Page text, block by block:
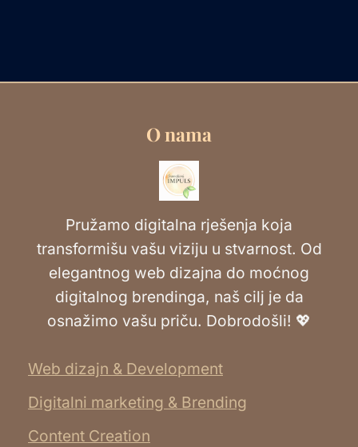
O nama
Pružamo digitalna rješenja koja
transformišu vašu viziju u stvarnost. Od
elegantnog web dizajna do moćnog
digitalnog brendinga, naš cilj je da
osnažimo vašu priču. Dobrodošli! 💖
Web dizajn & Development
Digitalni marketing & Brending
Content Creation